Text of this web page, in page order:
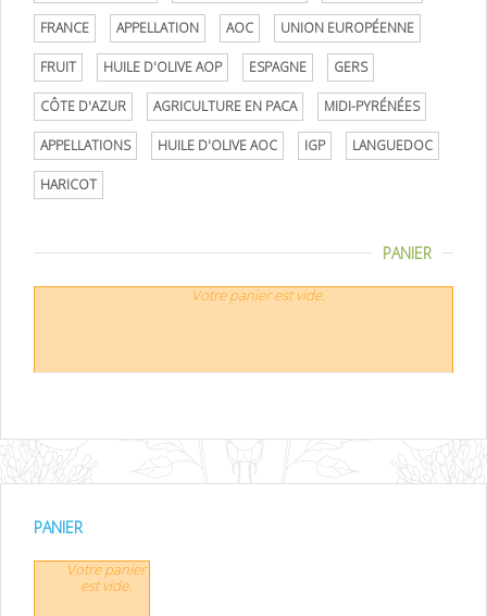
FRANCE APPELLATION AOC UNION EUROPÉENNE
FRUIT HUILE D'OLIVE AOP ESPAGNE GERS
CÔTE D'AZUR AGRICULTURE EN PACA MIDI-PYRÉNÉES
APPELLATIONS HUILE D'OLIVE AOC IGP LANGUEDOC
HARICOT
PANIER
Votre panier est vide.
PANIER
Votre panier
est vide.